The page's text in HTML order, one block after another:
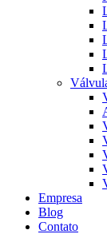
Empresa
Blog
Contato